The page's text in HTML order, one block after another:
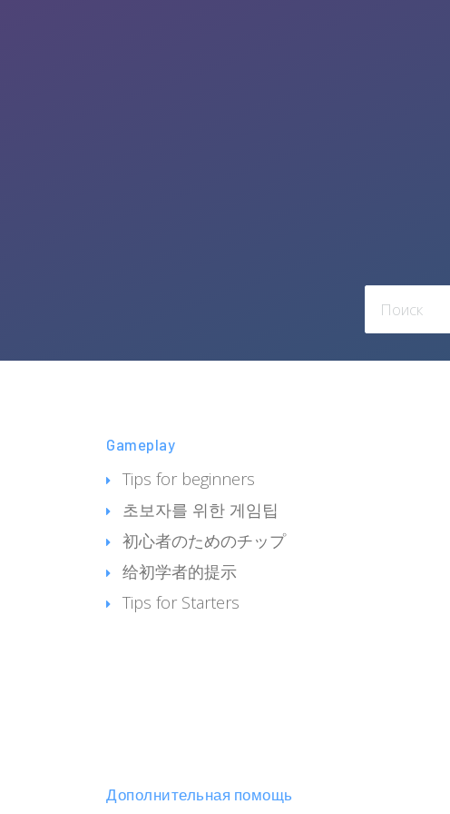
Gameplay
Tips for beginners
초보자를 위한 게임팁
初心者のためのチップ
给初学者的提示
Tips for Starters
Дополнительная помощь